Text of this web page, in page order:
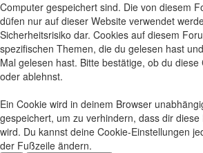
Computer gespeichert sind. Die von diesem
düfen nur auf dieser Website verwendet
Sicherheitsrisiko dar. Cookies auf diesem
spezifischen Themen, die du gelesen hast
Mal gelesen hast. Bitte bestätige, ob du
oder ablehnst.
Ein Cookie wird in deinem Browser
gespeichert, um zu verhindern, dass dir
wird. Du kannst deine Cookie-Einstellungen
der Fußzeile ändern.